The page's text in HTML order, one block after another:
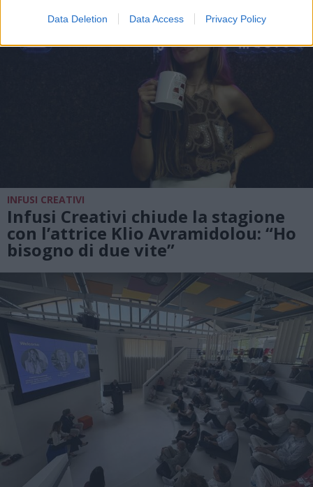
Data Deletion Data Access Privacy Policy
INFUSI CREATIVI
Infusi Creativi chiude la stagione
con l’attrice Klio Avramidolou: “Ho
bisogno di due vite”